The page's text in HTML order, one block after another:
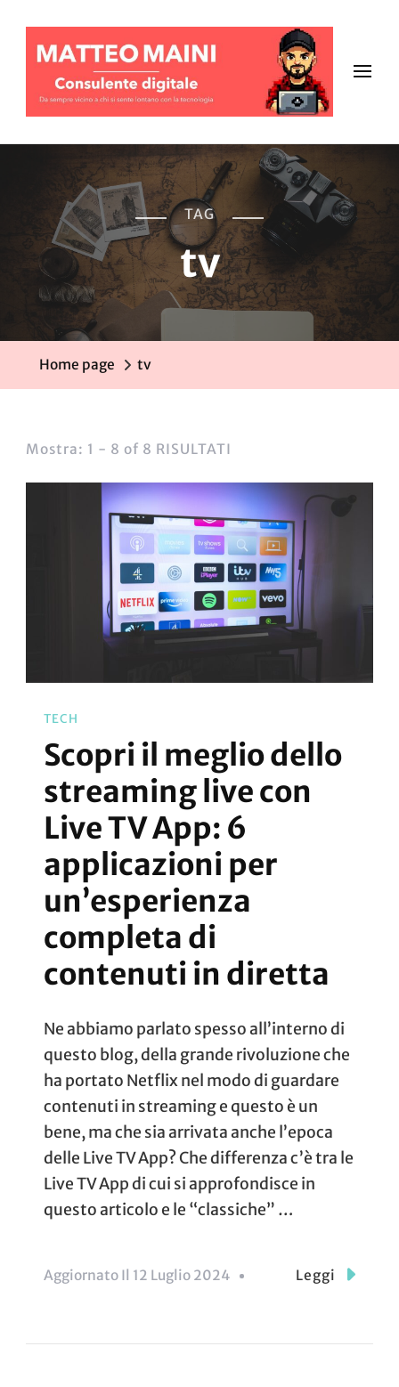
TAG
tv
Home page tv
Mostra: 1 - 8 of 8 RISULTATI
TECH
Scopri il meglio dello
streaming live con
Live TV App: 6
applicazioni per
un’esperienza
completa di
contenuti in diretta
Ne abbiamo parlato spesso all’interno di
questo blog, della grande rivoluzione che
ha portato Netflix nel modo di guardare
contenuti in streaming e questo è un
bene, ma che sia arrivata anche l’epoca
delle Live TV App? Che differenza c’è tra le
Live TV App di cui si approfondisce in
questo articolo e le “classiche” …
Aggiornato Il 12 Luglio 2024 Leggi